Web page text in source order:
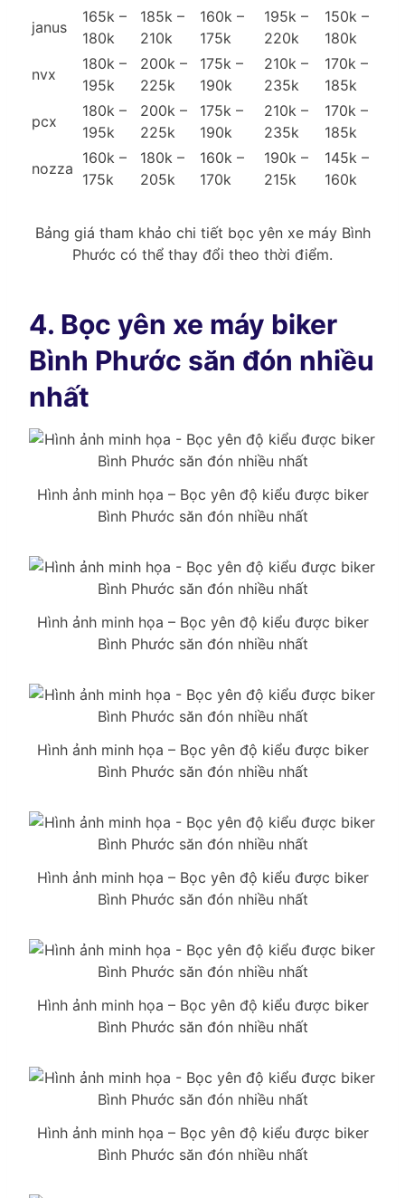
janus
165k –
180k
185k –
210k
160k –
175k
195k –
220k
150k –
180k
nvx
180k –
195k
200k –
225k
175k –
190k
210k –
235k
170k –
185k
pcx
180k –
195k
200k –
225k
175k –
190k
210k –
235k
170k –
185k
nozza
160k –
175k
180k –
205k
160k –
170k
190k –
215k
145k –
160k
Bảng giá tham khảo chi tiết bọc yên xe máy Bình
Phước có thể thay đổi theo thời điểm.
4. Bọc yên xe máy biker
Bình Phước săn đón nhiều
nhất
Hình ảnh minh họa – Bọc yên độ kiểu được biker
Bình Phước săn đón nhiều nhất
Hình ảnh minh họa – Bọc yên độ kiểu được biker
Bình Phước săn đón nhiều nhất
Hình ảnh minh họa – Bọc yên độ kiểu được biker
Bình Phước săn đón nhiều nhất
Hình ảnh minh họa – Bọc yên độ kiểu được biker
Bình Phước săn đón nhiều nhất
Hình ảnh minh họa – Bọc yên độ kiểu được biker
Bình Phước săn đón nhiều nhất
Hình ảnh minh họa – Bọc yên độ kiểu được biker
Bình Phước săn đón nhiều nhất